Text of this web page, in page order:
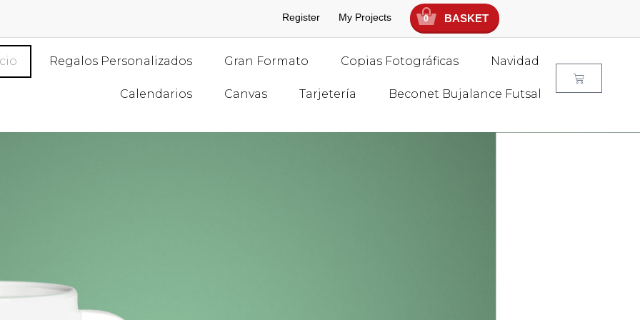
Register My Projects 0 BASKET
Regalos Personalizados Gran Formato Copias Fotográficas Navidad
Calendarios Canvas Tarjetería Beconet Bujalance Futsal